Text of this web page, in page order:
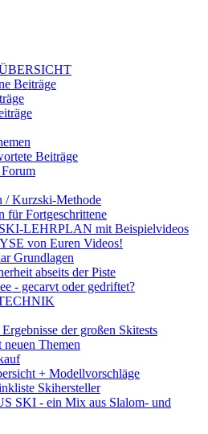
Beiträge
Beiträge
/ Kurzski-Methode
für Fortgeschrittene
LEHRPLAN mit Beispielvideos
von Euren Videos!
Grundlagen
abseits der Piste
- gecarvt oder gedriftet?
der großen Skitests
neuen Themen
+ Modellvorschläge
Skihersteller
SKI - ein Mix aus Slalom- und